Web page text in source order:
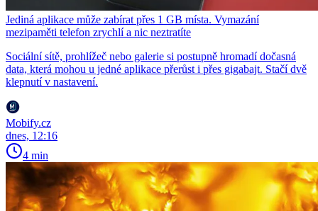
Jediná aplikace může zabírat přes 1 GB místa. Vymazání
mezipaměti telefon zrychlí a nic neztratíte
Sociální sítě, prohlížeč nebo galerie si postupně hromadí dočasná
data, která mohou u jedné aplikace přerůst i přes gigabajt. Stačí dvě
klepnutí v nastavení.
Mobify.cz
dnes, 12:16
4 min